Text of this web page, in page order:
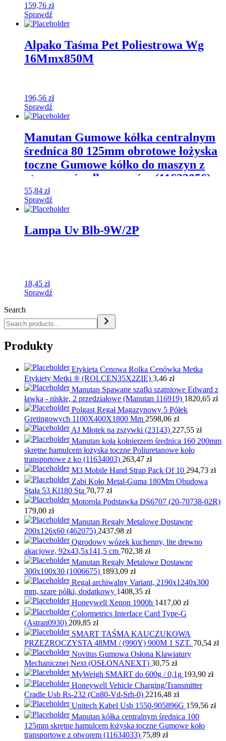
159,76 zł
Sprawdź
Alpako Taśma Pet Poliestrowa Wg
16Mmx850M
196,56 zł
Sprawdź
Manutan Gumowe kółka centralnym
średnica 80 125mm obrotowe łożyska
toczne Gumowe kółko do maszyn z
otworem środkowym śre (11633056)
55,84 zł
Sprawdź
Lampa Uv Blb-9W/2P
18,45 zł
Sprawdź
Search
Produkty
Etykieta Cenowa Rolka Cenówka Metka
Etykiety Metki ® (ROLCEN35X2ZIE) 3,46 zł
Manutan Spawane szafki szatniowe Edward z
ławką - niskie, 2 przedziałowe (Manutan 116919) 1820,65 zł
Polgast Regał Magazynowy 5 Półek
Gretingowych 1100X400X1800 Mm 2598,06 zł
AJ Młotek na zszywki (23143) 227,55 zł
Manutan koła kołnierzem średnica 160 200mm
skrętne hamulcem łożyska toczne Poliuretanowe koło
transportowe z ko (11634003) 263,47 zł
M3 Mobile Hand Strap Pack Of 10 294,73 zł
Zabi Koło Metal-Guma 180Mm Obudowa
Stała 53 Kl180 Sta 70,77 zł
Motorola Podstawka DS6707 (20-70738-02R)
179,00 zł
Manutan Regały Metalowe Dostawne
200x126x60 (462075) 2437,98 zł
Ogrodowy wózek kuchenny, lite drewno
akacjowe, 92x43,5x141,5 cm 702,38 zł
Manutan Regały Metalowe Dostawne
300x100x30 (1006675) 1893,09 zł
Regał archiwalny Variant, 2190x1240x300
mm, szare półki, dodatkowy 1408,35 zł
Honeywell Xenon 1900h 1417,00 zł
Colormetrics Interface Card Type-G
(Astran0930) 209,85 zł
SMART TAŚMA KAUCZUKOWA
PRZEZROCZYSTA 48MM / (990Y) 900M 1 SZT. 70,54 zł
Novitus Gumowa Osłona Klawiatury
Mechanicznej Next (OSŁONANEXT) 30,75 zł
MyWeigh SMART do 600g / 0,1g 193,90 zł
Honeywell Vehicle Charging/Transmitter
Cradle Usb Rs-232 (Cn80-Vd-Srh-0) 2216,48 zł
Unitech Kabel Usb 1550-905896G 159,56 zł
Manutan kółka centralnym średnica 100
125mm skrętne hamulcem łożyska toczne Gumowe koło
transportowe z otworem (11634033) 75,89 zł